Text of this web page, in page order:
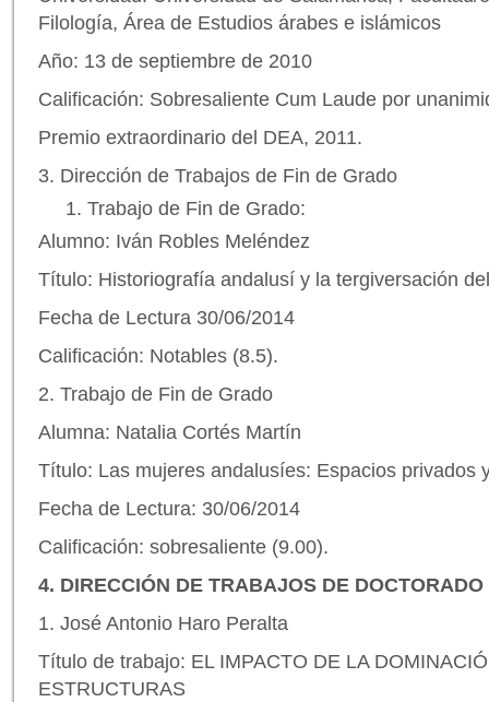
Filología, Área de Estudios árabes e islámicos
Año: 13 de septiembre de 2010
Calificación: Sobresaliente Cum Laude por
Premio extraordinario del DEA, 2011.
3. Dirección de Trabajos de Fin de Grado
Trabajo de Fin de Grado:
Alumno: Iván Robles Meléndez
Título: Historiografía andalusí y la tergiversación
Fecha de Lectura 30/06/2014
Calificación: Notables (8.5).
2. Trabajo de Fin de Grado
Alumna: Natalia Cortés Martín
Título: Las mujeres andalusíes: Espacios privados
Fecha de Lectura: 30/06/2014
Calificación: sobresaliente (9.00).
4. DIRECCIÓN DE TRABAJOS DE DOCTORADO
1. José Antonio Haro Peralta
Título de trabajo: EL IMPACTO DE LA
ESTRUCTURAS